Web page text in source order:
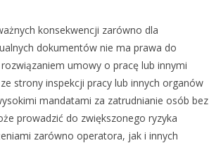
konsekwencji zarówno dla
dokumentów nie ma prawa do
umowy o pracę lub innymi
strony inspekcji pracy lub innych organów
mandatami za zatrudnianie osób bez
prowadzić do zwiększonego ryzyka
zarówno operatora, jak i innych